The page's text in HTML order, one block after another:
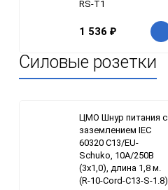
RS-T1
1 536 ₽
Силовые розетки
ЦМО Шнур питания с
заземлением IEC
60320 C13/EU-
Schuko, 10А/250В
(3x1,0), длина 1,8 м.
(R-10-Cord-C13-S-1.8)